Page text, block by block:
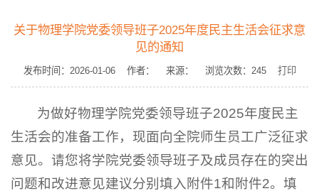
关于物理学院党委领导班子2025年度民主生活会征求意
见的通知
发布时间：2026-01-06 作者： 来源： 浏览次数： 245 打印
为做好物理学院党委领导班子2025年度民主
生活会的准备工作，现面向全院师生员工广泛征求
意见。请您将学院党委领导班子及成员存在的突出
问题和改进意见建议分别填入附件1和附件2。填